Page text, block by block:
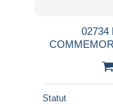
02734
COMMEMORATIVE ST.
Statut